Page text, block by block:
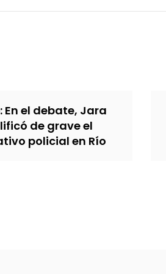
En el debate, Jara
de grave el
policial en Río